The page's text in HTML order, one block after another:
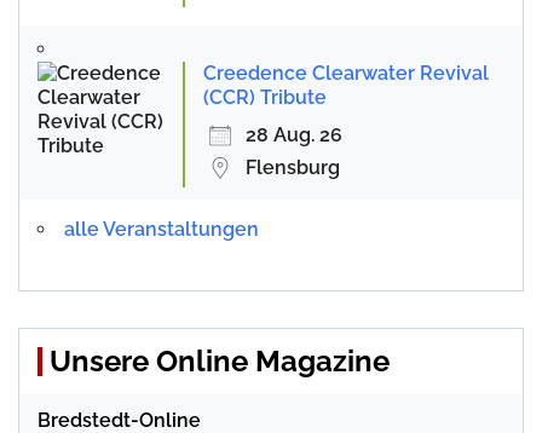
Creedence Clearwater Revival
(CCR) Tribute
28 Aug. 26
Flensburg
alle Veranstaltungen
Unsere Online Magazine
Bredstedt-Online